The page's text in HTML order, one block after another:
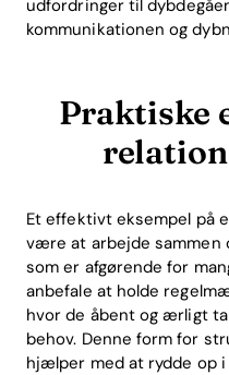
udfordringer til
kommunikationen og
Praktiske
Et effektivt eksempel på
være at arbejde sammen
som er afgørende for
anbefale at holde
hvor de åbent og ærligt
behov. Denne form for
hjælper med at rydde op